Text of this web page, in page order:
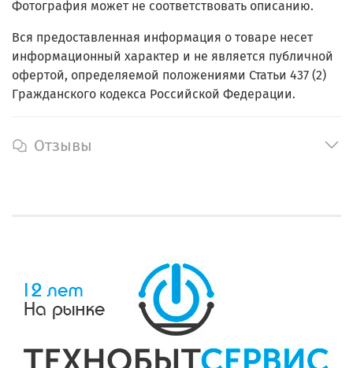
Фотография может не соответствовать описанию.
Вся предоставленная информация о товаре несет
информационный характер и не является публичной
офертой, определяемой положениями Статьи 437 (2)
Гражданского кодекса Российской Федерации.
Отзывы